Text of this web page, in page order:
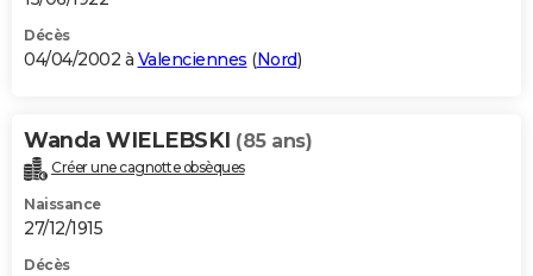
Décès
04/04/2002 à Valenciennes (Nord)
Wanda WIELEBSKI (85 ans)
Créer une cagnotte obsèques
Naissance
27/12/1915
Décès